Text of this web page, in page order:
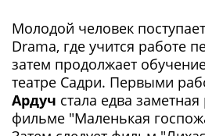
Молодой человек
Drama, где учится работе
затем продолжает
театре Садри. Первыми
Ардуч стала едва
фильме "Маленькая